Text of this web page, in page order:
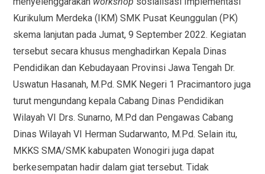
Kurikulum Merdeka (IKM) SMK Pusat Keunggulan (PK)
skema lanjutan pada Jumat, 9 September 2022. Kegiatan
tersebut secara khusus menghadirkan Kepala Dinas
Pendidikan dan Kebudayaan Provinsi Jawa Tengah Dr.
Uswatun Hasanah, M.Pd. SMK Negeri 1 Pracimantoro juga
turut mengundang kepala Cabang Dinas Pendidikan
Wilayah VI Drs. Sunarno, M.Pd dan Pengawas Cabang
Dinas Wilayah VI Herman Sudarwanto, M.Pd. Selain itu,
MKKS SMA/SMK kabupaten Wonogiri juga dapat
berkesempatan hadir dalam giat tersebut. Tidak